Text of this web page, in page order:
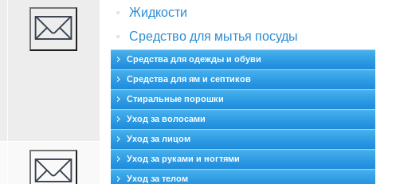
Жидкости
Средство для мытья посуды
Средства для одежды и обуви
Средства для ям и септиков
Стиральные порошки
Уход за волосами
Уход за лицом
Уход за руками и ногтями
Уход за телом